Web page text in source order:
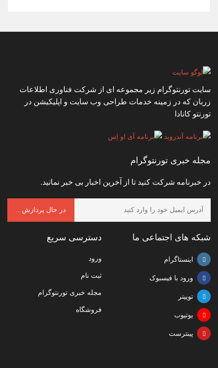
سایت تورنتوگرام زیر مجموعه ای از شرکت فناوری اطلاعات
زربان که در زمینه خدمات طراحی وب سایت و اپلیکیشن در
تورنتو کانادا
مجله خبری تورنتوگرام
در خبرنامه شرکت کنید تا از آخرین اخبار بی خبر نمانید.
شبکه های اجتماعی ما
اینستاگرام
ورود با فیسبوک
توییتر
یوتیوب
پینترست
دسترسی سریع
ورود
ثبت نام
مجله خبری تورنتوگرام
فروشگاه